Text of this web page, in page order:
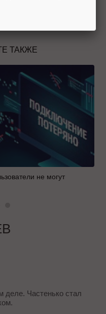
ТАКЖЕ
не могут
Частенько стал